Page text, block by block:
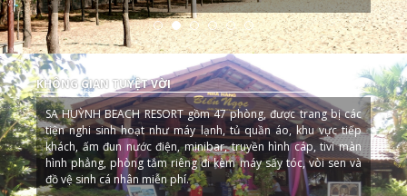
KHÔNG GIAN TUYỆT VỜI
SA HUỲNH BEACH RESORT gồm 47 phòng, được trang bị các
tiện nghi sinh hoạt như máy lạnh, tủ quần áo, khu vực tiếp
khách, ấm đun nước điện, minibar, truyền hình cáp, tivi màn
hình phẳng, phòng tắm riêng đi kèm máy sấy tóc, vòi sen và
đồ vệ sinh cá nhân miễn phí.